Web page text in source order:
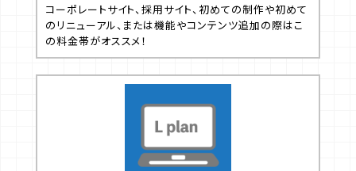
コーポレートサイト、採用サイト、初めての制作や初めて
のリニューアル、または機能やコンテンツ追加の際はこ
の料金帯がオススメ！